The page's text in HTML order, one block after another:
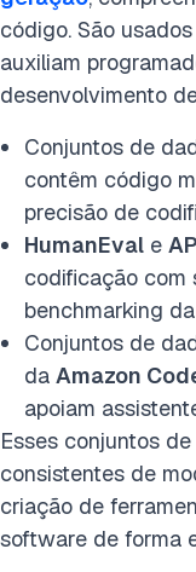
código. São
auxiliam
desenvolvimento
Conjuntos de
contêm código
precisão de
HumanEval e
codificação com
benchmarking
Conjuntos de
da Amazon
apoiam
Esses conjuntos
consistentes de
criação de
software de forma